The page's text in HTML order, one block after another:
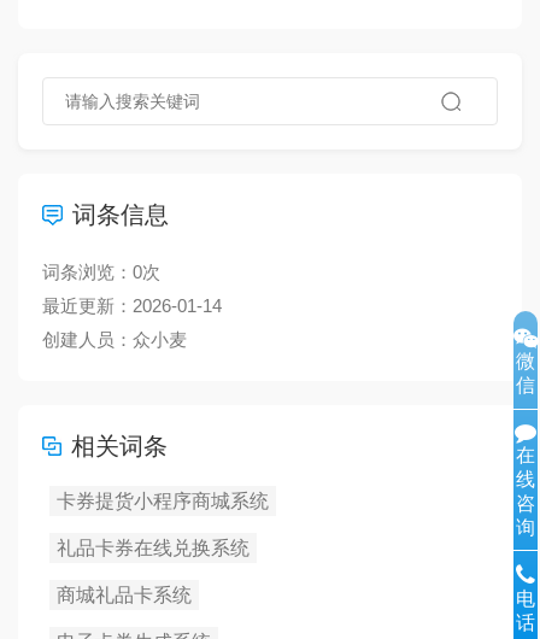
词条信息
词条浏览： 0次
最近更新：2026-01-14
创建人员：众小麦
相关词条
卡券提货小程序商城系统
礼品卡券在线兑换系统
商城礼品卡系统
微
信
在
线
咨
询
电
话